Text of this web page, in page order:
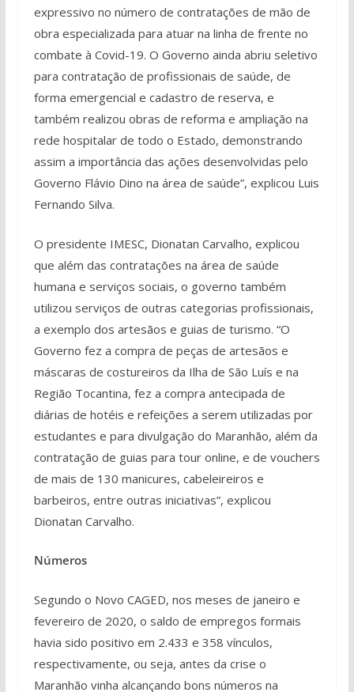
expressivo no número de contratações de mão de
obra especializada para atuar na linha de frente no
combate à Covid-19. O Governo ainda abriu seletivo
para contratação de profissionais de saúde, de
forma emergencial e cadastro de reserva, e
também realizou obras de reforma e ampliação na
rede hospitalar de todo o Estado, demonstrando
assim a importância das ações desenvolvidas pelo
Governo Flávio Dino na área de saúde”, explicou Luis
Fernando Silva.
O presidente IMESC, Dionatan Carvalho, explicou
que além das contratações na área de saúde
humana e serviços sociais, o governo também
utilizou serviços de outras categorias profissionais,
a exemplo dos artesãos e guias de turismo. “O
Governo fez a compra de peças de artesãos e
máscaras de costureiros da Ilha de São Luís e na
Região Tocantina, fez a compra antecipada de
diárias de hotéis e refeições a serem utilizadas por
estudantes e para divulgação do Maranhão, além da
contratação de guias para tour online, e de vouchers
de mais de 130 manicures, cabeleireiros e
barbeiros, entre outras iniciativas”, explicou
Dionatan Carvalho.
Números
Segundo o Novo CAGED, nos meses de janeiro e
fevereiro de 2020, o saldo de empregos formais
havia sido positivo em 2.433 e 358 vínculos,
respectivamente, ou seja, antes da crise o
Maranhão vinha alcançando bons números na